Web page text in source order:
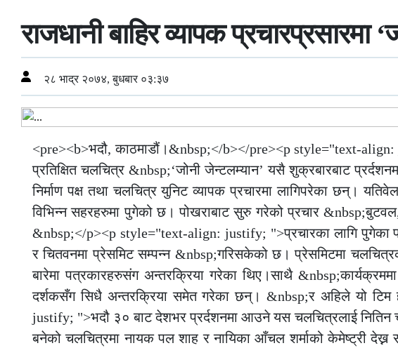
राजधानी बाहिर व्यापक प्रचारप्रसारमा
२८ भाद्र २०७४, बुधबार ०३:३७
<pre><b>भदौ, काठमाडौं।&nbsp;</b></pre><p style="text-
प्रतिक्षित चलचित्र &nbsp;‘जोनी जेन्टलम्यान’ यसै शुक्रबारबाट
निर्माण पक्ष तथा चलचित्र युनिट व्यापक प्रचारमा लागिपरेका छन्।
विभिन्न सहरहरुमा पुगेको छ। पोखराबाट सुरु गरेको प्रचार
&nbsp;</p><p style="text-align: justify; ">प्रचारका लागि पुगेका
र चितवनमा प्रेसमिट सम्पन्न &nbsp;गरिसकेको छ। प्रेसमिटमा
बारेमा पत्रकारहरुसंग अन्तरक्रिया गरेका थिए।साथै
दर्शकसँग सिधै अन्तरक्रिया समेत गरेका छन्। &nbsp;र अहिले यो
justify; ">भदौ ३० बाट देशभर प्रर्दशनमा आउने यस चलचित्रलाई नितिन
बनेको चलचित्रमा नायक पल शाह र नायिका आँचल शर्माको केमेष्ट्री